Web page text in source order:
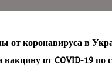
от коронавируса в
от COVID-19